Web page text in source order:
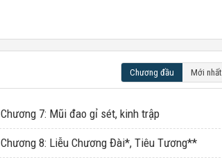
Chương đầu Mới nhất
Chương 7: Mũi đao gỉ sét, kinh trập
Chương 8: Liễu Chương Đài*, Tiêu Tương**